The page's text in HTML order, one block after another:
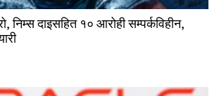
निम्स दाइसहित १० आरोही सम्पर्कविहीन,